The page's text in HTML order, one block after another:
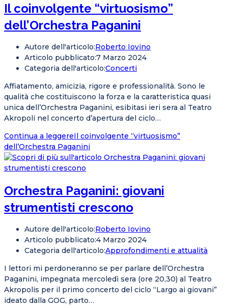
Il coinvolgente “virtuosismo”
dell’Orchestra Paganini
Autore dell'articolo:Roberto Iovino
Articolo pubblicato:7 Marzo 2024
Categoria dell'articolo:Concerti
Affiatamento, amicizia, rigore e professionalità. Sono le
qualità che costituiscono la forza e la caratteristica quasi
unica dell’Orchestra Paganini, esibitasi ieri sera al Teatro
Akropoli nel concerto d’apertura del ciclo…
Continua a leggereIl coinvolgente “virtuosismo”
dell’Orchestra Paganini
Orchestra Paganini: giovani
strumentisti crescono
Autore dell'articolo:Roberto Iovino
Articolo pubblicato:4 Marzo 2024
Categoria dell'articolo:Approfondimenti e attualità
I lettori mi perdoneranno se per parlare dell’Orchestra
Paganini, impegnata mercoledì sera (ore 20,30) al Teatro
Akropolis per il primo concerto del ciclo “Largo ai giovani”
ideato dalla GOG, parto…